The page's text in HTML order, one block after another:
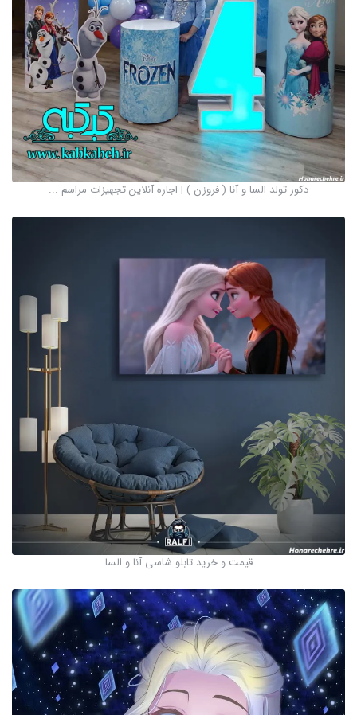
دکور تولد السا و آنا ( فروزن ) | اجاره آنلاین تجهیزات مراسم ...
قیمت و خرید تابلو شاسی آنا و السا